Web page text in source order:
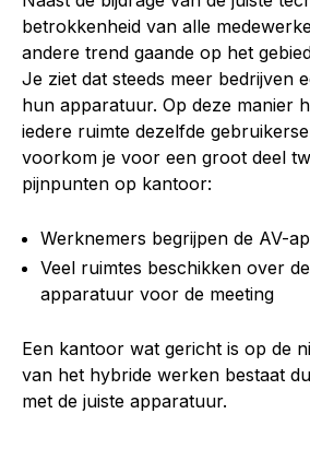
betrokkenheid van alle
andere trend gaande op het
Je ziet dat steeds meer bedrijven
hun apparatuur. Op deze manier
iedere ruimte dezelfde
voorkom je voor een groot deel
pijnpunten op kantoor:
Werknemers begrijpen de AV-
Veel ruimtes beschikken over
apparatuur voor de meeting
Een kantoor wat gericht is op de
van het hybride werken bestaat
met de juiste apparatuur.